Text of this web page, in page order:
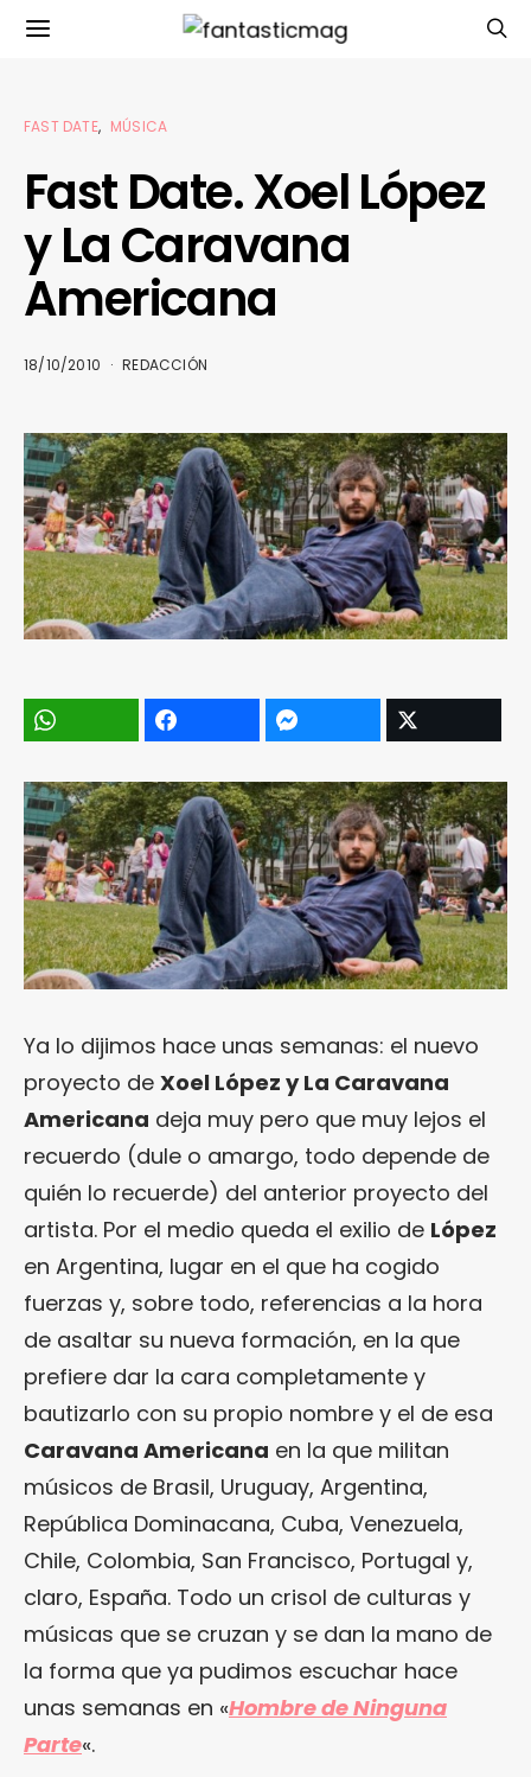
FAST DATE MÚSICA
Fast Date. Xoel López
y La Caravana
Americana
18/10/2010 REDACCIÓN
Ya lo dijimos hace unas semanas: el nuevo
proyecto de Xoel López y La Caravana
Americana deja muy pero que muy lejos el
recuerdo (dule o amargo, todo depende de
quién lo recuerde) del anterior proyecto del
artista. Por el medio queda el exilio de López
en Argentina, lugar en el que ha cogido
fuerzas y, sobre todo, referencias a la hora
de asaltar su nueva formación, en la que
prefiere dar la cara completamente y
bautizarlo con su propio nombre y el de esa
Caravana Americana en la que militan
músicos de Brasil, Uruguay, Argentina,
República Dominacana, Cuba, Venezuela,
Chile, Colombia, San Francisco, Portugal y,
claro, España. Todo un crisol de culturas y
músicas que se cruzan y se dan la mano de
la forma que ya pudimos escuchar hace
unas semanas en «Hombre de Ninguna
Parte«.